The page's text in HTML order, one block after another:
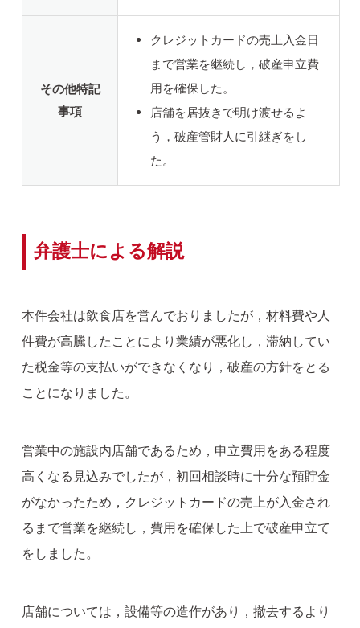
その他特記
事項
クレジットカードの売上入金日
まで営業を継続し，破産申立費
用を確保した。
店舗を居抜きで明け渡せるよ
う，破産管財人に引継ぎをし
た。
弁護士による解説
本件会社は飲食店を営んでおりましたが，材料費や人
件費が高騰したことにより業績が悪化し，滞納してい
た税金等の支払いができなくなり，破産の方針をとる
ことになりました。
営業中の施設内店舗であるため，申立費用をある程度
高くなる見込みでしたが，初回相談時に十分な預貯金
がなかったため，クレジットカードの売上が入金され
るまで営業を継続し，費用を確保した上で破産申立て
をしました。
店舗については，設備等の造作があり，撤去するより